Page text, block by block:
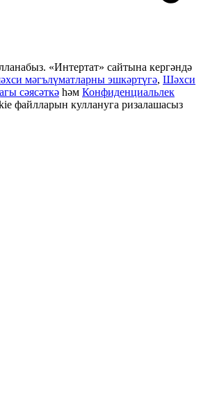
«Интертат» сайтына кергәндә
мәгълүматларны эшкәртүгә, Шәхси
сәясәткә һәм Конфиденциальлек
файлларын куллануга ризалашасыз